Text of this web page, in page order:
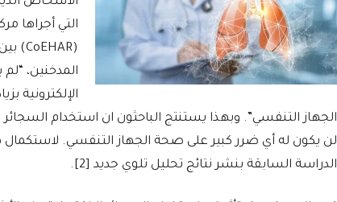
التي أجراها
المدخنين،
الإلكترونية
الجهاز التنفسي”. وبهذا يستنتج الباحثون ان استخدام السجائر
لن يكون له أي ضرر كبير على صحة الجهاز التنفسي.
الدراسة السابقة بنشر نتائج تحليل تلوي جديد [2].